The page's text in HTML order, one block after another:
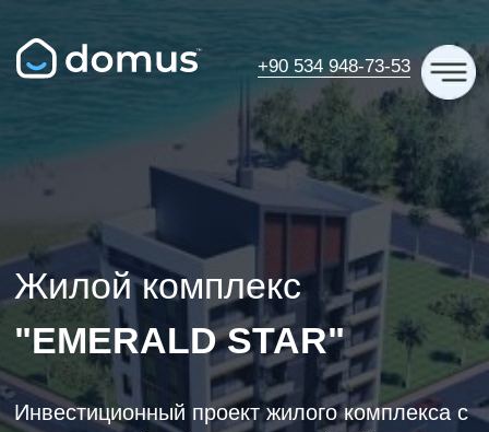
Жилой комплекс
"EMERALD STAR"
Инвестиционный проект жилого комплекса с
расширенной инфраструктурой в Турции.
Расположение г. Мерсин, район Тедже
+90 534 948-73-53